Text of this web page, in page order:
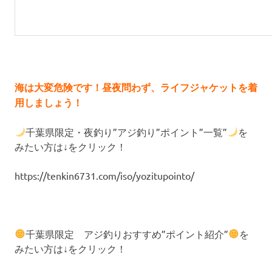
海は大変危険です！昼夜問わず、ライフジャケットを着
用しましょう！
千葉県限定・夜釣り”アジ釣り”ポイント”一覧”
を
みたい方は↓をクリック！
https://tenkin6731.com/iso/yozitupointo/
千葉県限定 アジ釣りおすすめ”ポイント紹介”
を
みたい方は↓をクリック！